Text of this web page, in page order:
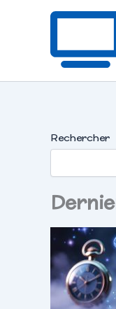
Rechercher